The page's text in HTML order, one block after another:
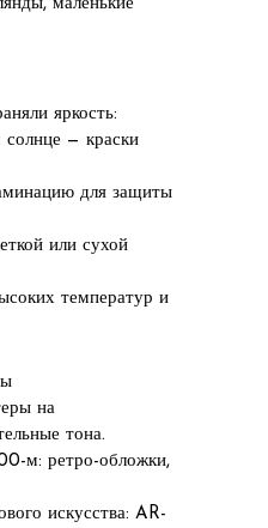
маленькие
яркость:
— краски
для защиты
или сухой
температур и
на
тона.
м: ретро-обложки,
искусства: AR-